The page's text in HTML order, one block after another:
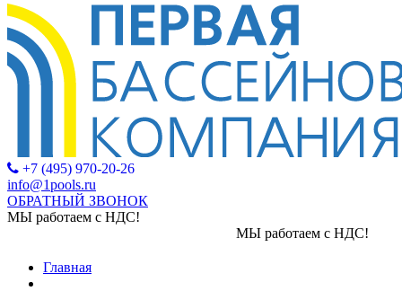
+7 (495) 970-20-26
info@1pools.ru
ОБРАТНЫЙ ЗВОНОК
МЫ работаем с НДС!
Главная